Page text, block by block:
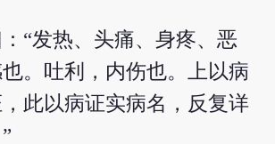
“发热、头痛、身疼、恶
。吐利，内伤也。上以病
此以病证实病名，反复详